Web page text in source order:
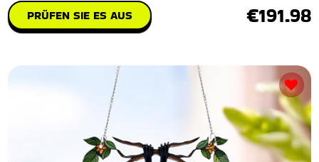
PRÜFEN SIE ES AUS €191.98